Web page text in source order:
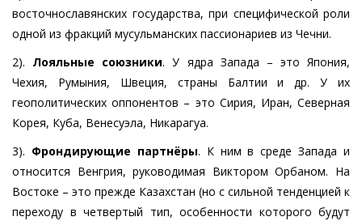
восточнославянских государства, при специфической роли
одной из фракций мусульманских пассионариев из Чечни.
2). Лояльные союзники. У ядра Запада – это Япония,
Чехия, Румыния, Швеция, страны Балтии и др. У их
геополитических оппонентов – это Сирия, Иран, Северная
Корея, Куба, Венесуэла, Никарагуа.
3). Фрондирующие партнёры. К ним в среде Запада и
относится Венгрия, руководимая Виктором Орбаном. На
Востоке – это прежде Казахстан (но с сильной тенденцией к
переходу в четвертый тип, особенности которого будут